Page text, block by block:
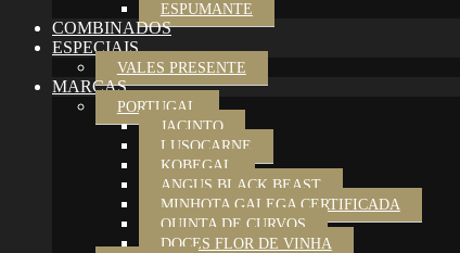
ESPUMANTE
COMBINADOS
ESPECIAIS
VALES PRESENTE
MARCAS
PORTUGAL
JACINTO
LUSOCARNE
KOBEGAL
ANGUS BLACK BEAST
MINHOTA GALEGA CERTIFICADA
QUINTA DE CURVOS
DOCES FLOR DE VINHA